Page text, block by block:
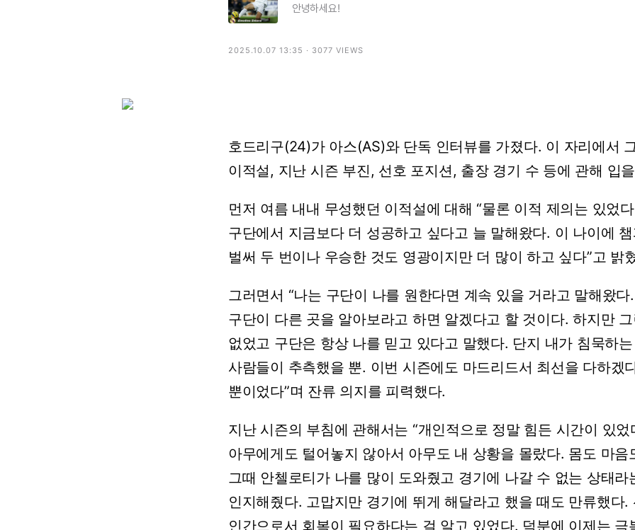
안녕하세요!
2025.10.07 13:35 · 3077 VIEWS
호드리구(24)가 아스(AS)와 단독 인터뷰를 가졌다. 이 자리에서
이적설, 지난 시즌 부진, 선호 포지션, 출장 경기 수 등에 관해 입을
먼저 여름 내내 무성했던 이적설에 대해 “물론 이적 제의는 있었
구단에서 지금보다 더 성공하고 싶다고 늘 말해왔다. 이 나이에
벌써 두 번이나 우승한 것도 영광이지만 더 많이 하고 싶다”고 밝
그러면서 “나는 구단이 나를 원한다면 계속 있을 거라고 말해왔다.
구단이 다른 곳을 알아보라고 하면 알겠다고 할 것이다. 하지만
없었고 구단은 항상 나를 믿고 있다고 말했다. 단지 내가 침묵하는
사람들이 추측했을 뿐. 이번 시즌에도 마드리드서 최선을 다하겠
뿐이었다”며 잔류 의지를 피력했다.
지난 시즌의 부침에 관해서는 “개인적으로 정말 힘든 시간이 있었
아무에게도 털어놓지 않아서 아무도 내 상황을 몰랐다. 몸도 마음
그때 안첼로티가 나를 많이 도와줬고 경기에 나갈 수 없는 상태라
인지해줬다. 고맙지만 경기에 뛰게 해달라고 했을 때도 만류했다.
인간으로서 회복이 필요하다는 걸 알고 있었다. 덕분에 이제는 극